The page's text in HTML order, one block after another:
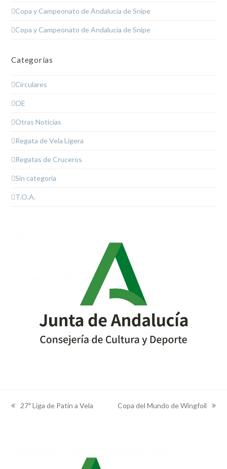
Copa y Campeonato de Andalucía de Snipe
Copa y Campeonato de Andalucía de Snipe
Categorías
Circulares
OE
Otras Noticias
Regata de Vela Ligera
Regatas de Cruceros
Sin categoría
T.O.A.
previous
27ª Liga de Patín a Vela
next
Copa del Mundo de Wingfoil